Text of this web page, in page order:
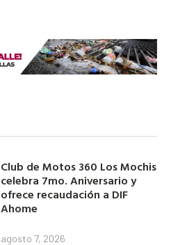
Club de Motos 360 Los Mochis
celebra 7mo. Aniversario y
ofrece recaudación a DIF
Ahome
agosto 7, 2026